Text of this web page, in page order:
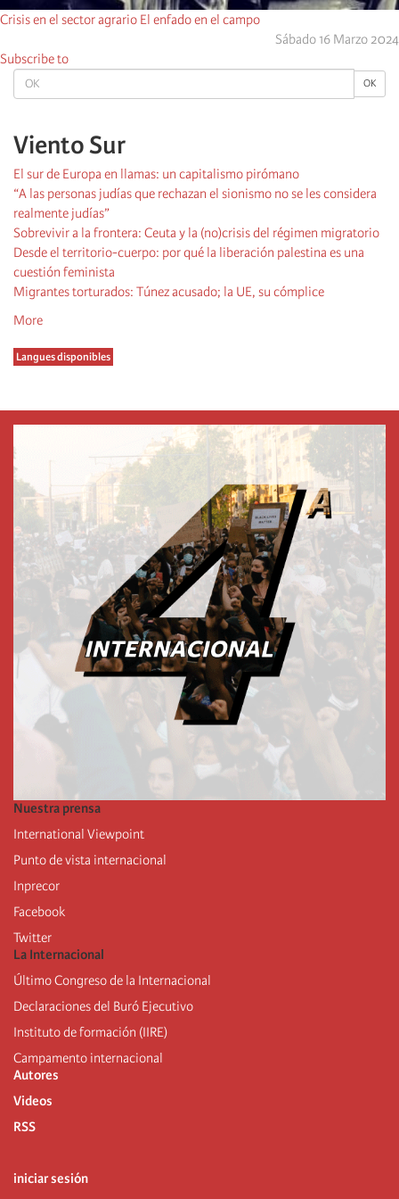
OK OK
Viento Sur
El sur de Europa en llamas: un capitalismo pirómano
“A las personas judías que rechazan el sionismo no se les considera
realmente judías”
Sobrevivir a la frontera: Ceuta y la (no)crisis del régimen migratorio
Desde el territorio-cuerpo: por qué la liberación palestina es una
cuestión feminista
Migrantes torturados: Túnez acusado; la UE, su cómplice
More
Langues disponibles
Crisis en el sector agrario El enfado en el campo
Sábado 16 Marzo 2024
Subscribe to
Nuestra prensa
International Viewpoint
Punto de vista internacional
Inprecor
Facebook
Twitter
La Internacional
Último Congreso de la Internacional
Declaraciones del Buró Ejecutivo
Instituto de formación (IIRE)
Campamento internacional
Autores
Videos
RSS
iniciar sesión